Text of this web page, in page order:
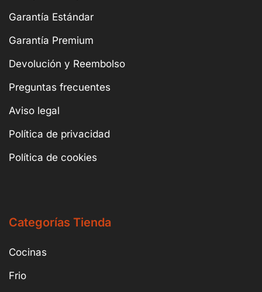
Garantía Estándar
Garantía Premium
Devolución y Reembolso
Preguntas frecuentes
Aviso legal
Política de privacidad
Política de cookies
Categorías Tienda
Cocinas
Frio